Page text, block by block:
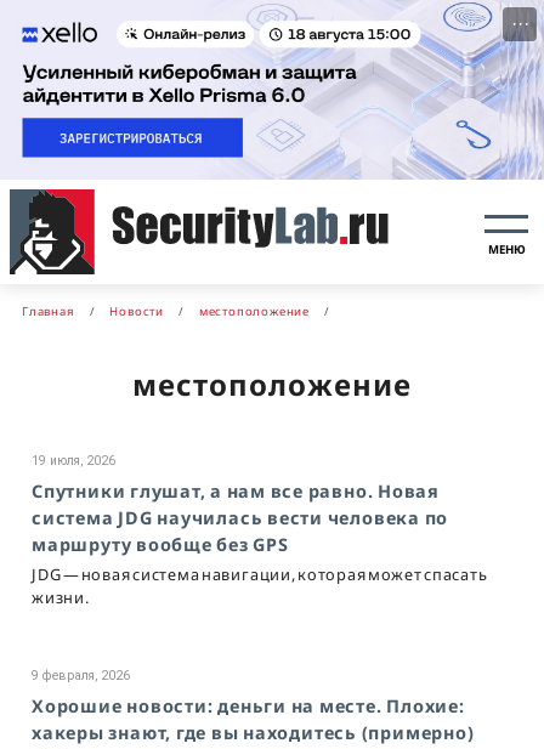
···
МЕНЮ
Главная Новости местоположение
местоположение
19 июля, 2026
Спутники глушат, а нам все равно. Новая
система JDG научилась вести человека по
маршруту вообще без GPS
JDG — новая система навигации, которая может спасать
жизни.
9 февраля, 2026
Хорошие новости: деньги на месте. Плохие:
хакеры знают, где вы находитесь (примерно)